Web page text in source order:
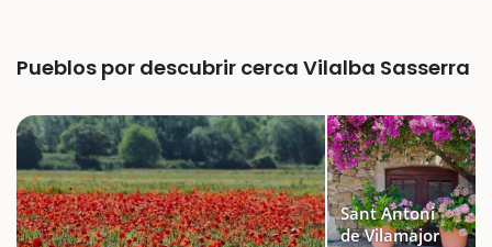
Pueblos por descubrir cerca Vilalba Sasserra
Sant Antoni
de Vilamajor